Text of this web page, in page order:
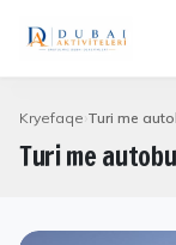
Kryefaqe Turi me
Turi me